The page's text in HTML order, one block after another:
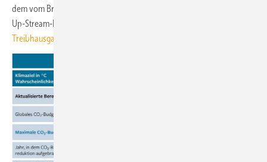
dem vom Brennstoffemissionshandelsgesetz (BEHG) vorgesehenen
Up-Stream-Prinzip „gemeinsam“ für alle Sektoren anpassen, siehe:
Treibhausgas-Budget muss die Agenda sein